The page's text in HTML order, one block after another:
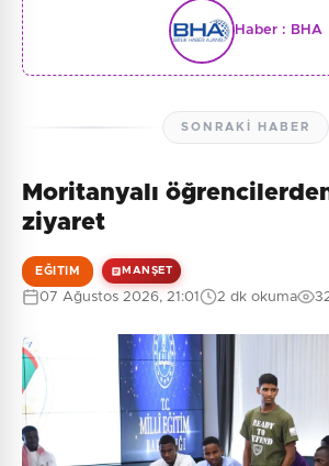
Haber : BHA
SONRAKI HABER
Moritanyalı
ziyaret
EĞITIM MANŞET
07 Ağustos 2026, 21:01 2 dk okuma